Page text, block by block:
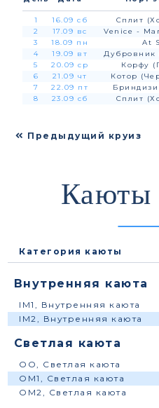
1
16.09 сб Сплит
2
17.09 вс Venice -
3
18.09 пн At
4
19.09 вт Дубровник
5
20.09 ср Корфу
6
21.09 чт Котор
7
22.09 пт
8
23.09 сб Сплит
Предыдущий круиз
Каюты
Категория каюты
Внутренняя каюта
IM1, Внутренняя каюта
IM2, Внутренняя каюта
Светлая каюта
OO, Светлая каюта
OM1, Светлая каюта
OM2, Светлая каюта